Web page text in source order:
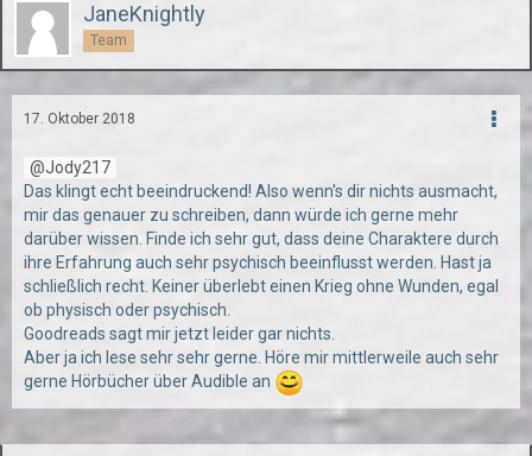
JaneKnightly
Team
17. Oktober 2018
Jody217
Das klingt echt beeindruckend! Also wenn's dir nichts ausmacht,
mir das genauer zu schreiben, dann würde ich gerne mehr
darüber wissen. Finde ich sehr gut, dass deine Charaktere durch
ihre Erfahrung auch sehr psychisch beeinflusst werden. Hast ja
schließlich recht. Keiner überlebt einen Krieg ohne Wunden, egal
ob physisch oder psychisch.
Goodreads sagt mir jetzt leider gar nichts.
Aber ja ich lese sehr sehr gerne. Höre mir mittlerweile auch sehr
gerne Hörbücher über Audible an